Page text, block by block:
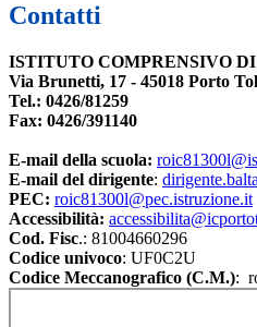
Contatti
ISTITUTO COMPRENSIVO
Via Brunetti, 17 - 45018 Porto
Tel.: 0426/81259
Fax: 0426/391140
E-mail della scuola:
E-mail del dirigente:
PEC: roic81300l@pec.istruzione.it
Accessibilità:
Cod. Fisc.: 81004660296
Codice univoco: UF0C2U
Codice Meccanografico (C.M.):